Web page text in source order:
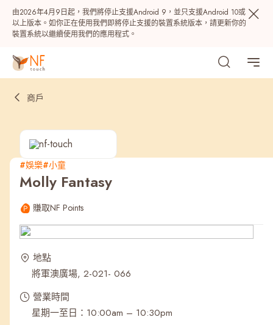
由2026年4月9日起，我們將停止支援Android 9，並只支援Android 10或
以上版本。如你正在使用我們即將停止支援的裝置系統版本，請更新你的
裝置系統以繼續使用我們的應用程式。
熱門
最近搜尋紀錄
商戶
#娛樂#小童
Molly Fantasy
賺取NF Points
地點
將軍澳廣場, 2-021- 066
營業時間
星期一至日：10:00am – 10:30pm